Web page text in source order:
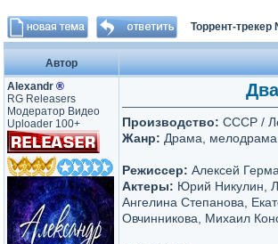
Торрент-трекер
Автор
Аlехаndr ®
RG Releasers
Модератор Видео
Uploader 100+
Производство: СССР /
Жанр: Драма,
Режиссер: Алексей
Актеры: Юрий Никулин,
Ангелина Степанова,
Овчинникова, Михаил